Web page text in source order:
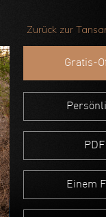
Zurück zur
Gratis-
Einem